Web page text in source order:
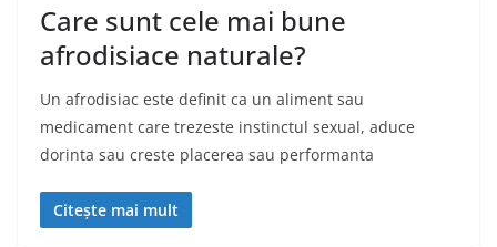
Care sunt cele mai bune
afrodisiace naturale?
Un afrodisiac este definit ca un aliment sau
medicament care trezeste instinctul sexual, aduce
dorinta sau creste placerea sau performanta
Citește mai mult